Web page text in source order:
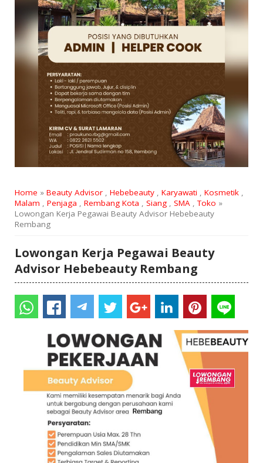
Home » Beauty Advisor, Hebebeauty, Karyawati , Kosmetik,
Malam , Penjaga , Rembang Kota , Siang, SMA,Toko »
Lowongan Kerja Pegawai Beauty Advisor Hebebeauty
Rembang
Lowongan Kerja Pegawai Beauty
Advisor Hebebeauty Rembang